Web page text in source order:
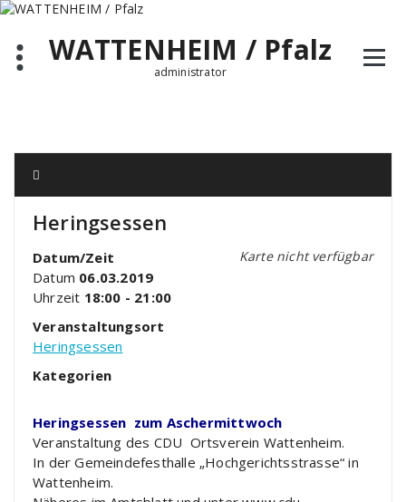
Zum
springenWATTENHEIM / Pfalz
administrator
Heringsessen
Karte nicht verfügbar
Datum/Zeit
Datum 06.03.2019
Uhrzeit 18:00 - 21:00
Veranstaltungsort
Heringsessen
Kategorien
Heringsessen zum Aschermittwoch
Veranstaltung des CDU Ortsverein Wattenheim.
In der Gemeindefesthalle „Hochgerichtsstrasse“ in
Wattenheim.